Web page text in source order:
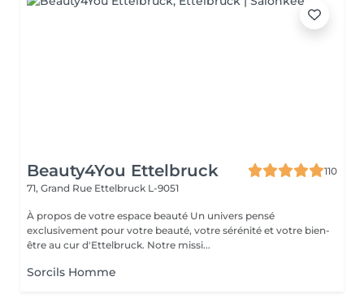
Beauty4You Ettelbruck
110
71, Grand Rue Ettelbruck L-9051
À propos de votre espace beauté Un univers pensé
exclusivement pour votre beauté, votre sérénité et votre bien-
être au cur d'Ettelbruck. Notre missi...
Sorcils Homme